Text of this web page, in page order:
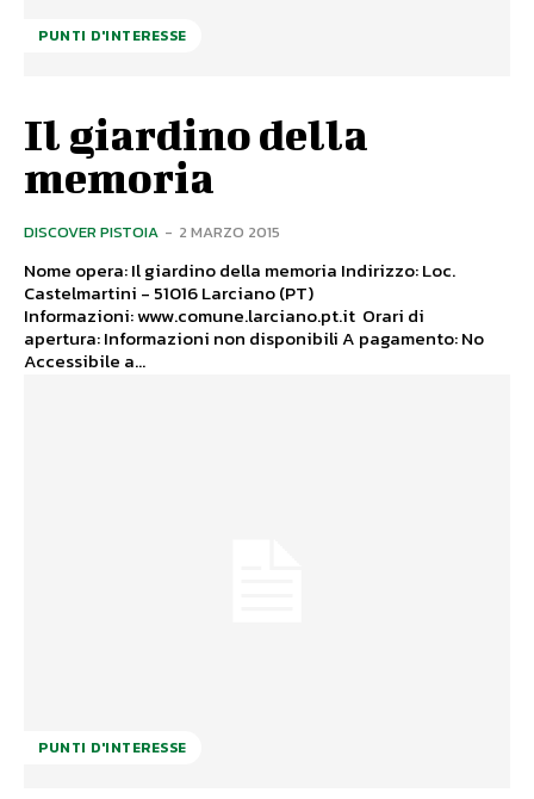
PUNTI D'INTERESSE
Il giardino della
memoria
DISCOVER PISTOIA - 2 MARZO 2015
Nome opera: Il giardino della memoria Indirizzo: Loc.
Castelmartini - 51016 Larciano (PT)
Informazioni: www.comune.larciano.pt.it Orari di
apertura: Informazioni non disponibili A pagamento: No
Accessibile a...
PUNTI D'INTERESSE